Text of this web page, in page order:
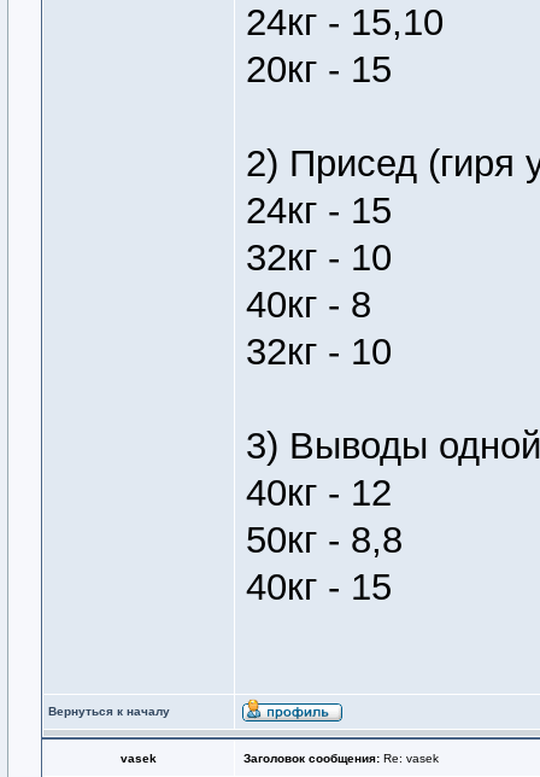
24кг - 15,10
20кг - 15
2) Присед (гиря
24кг - 15
32кг - 10
40кг - 8
32кг - 10
3) Выводы одной
40кг - 12
50кг - 8,8
40кг - 15
Вернуться к началу
vasek Заголовок сообщения: Re: vasek